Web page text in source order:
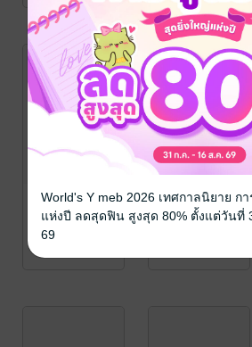
World's Y meb 2026 เทศกาลนิยาย ก
แห่งปี ลดสุดฟิน สูงสุด 80% ตั้งแต่วันที่
69